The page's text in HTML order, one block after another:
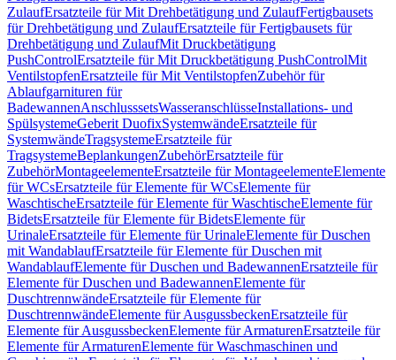
ZulaufErsatzteile für Mit Drehbetätigung und ZulaufFertigbausets
für Drehbetätigung und ZulaufErsatzteile für Fertigbausets für
Drehbetätigung und ZulaufMit Druckbetätigung
PushControlErsatzteile für Mit Druckbetätigung PushControlMit
VentilstopfenErsatzteile für Mit VentilstopfenZubehör für
Ablaufgarnituren für
BadewannenAnschlusssetsWasseranschlüsseInstallations- und
SpülsystemeGeberit DuofixSystemwändeErsatzteile für
SystemwändeTragsystemeErsatzteile für
TragsystemeBeplankungenZubehörErsatzteile für
ZubehörMontageelementeErsatzteile für MontageelementeElemente
für WCsErsatzteile für Elemente für WCsElemente für
WaschtischeErsatzteile für Elemente für WaschtischeElemente für
BidetsErsatzteile für Elemente für BidetsElemente für
UrinaleErsatzteile für Elemente für UrinaleElemente für Duschen
mit WandablaufErsatzteile für Elemente für Duschen mit
WandablaufElemente für Duschen und BadewannenErsatzteile für
Elemente für Duschen und BadewannenElemente für
DuschtrennwändeErsatzteile für Elemente für
DuschtrennwändeElemente für AusgussbeckenErsatzteile für
Elemente für AusgussbeckenElemente für ArmaturenErsatzteile für
Elemente für ArmaturenElemente für Waschmaschinen und